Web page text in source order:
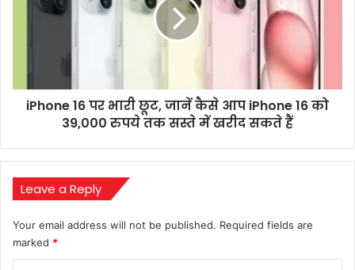
iPhone
सस्ते
में
खरीद
सकते
iPhone 16 पर भारी छूट, जानें कैसे आप iPhone 16 को
39,000 रुपये तक सस्ते में खरीद सकते हैं
Leave a Reply
Your email address will not be published. Required fields are
marked *